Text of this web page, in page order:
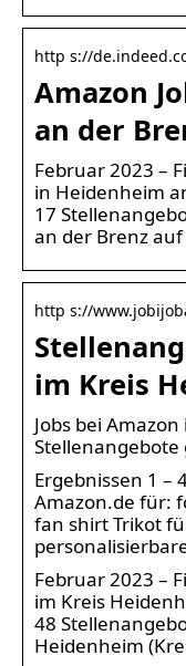
http s://
Amazon
an der
Februar 2023 –
in Heidenheim
17
an der Brenz
http s://
im Kreis
Jobs bei
Ergebnissen 1 –
Amazon.de für:
fan shirt Trikot
Februar 2023 –
im Kreis
48
Heidenheim